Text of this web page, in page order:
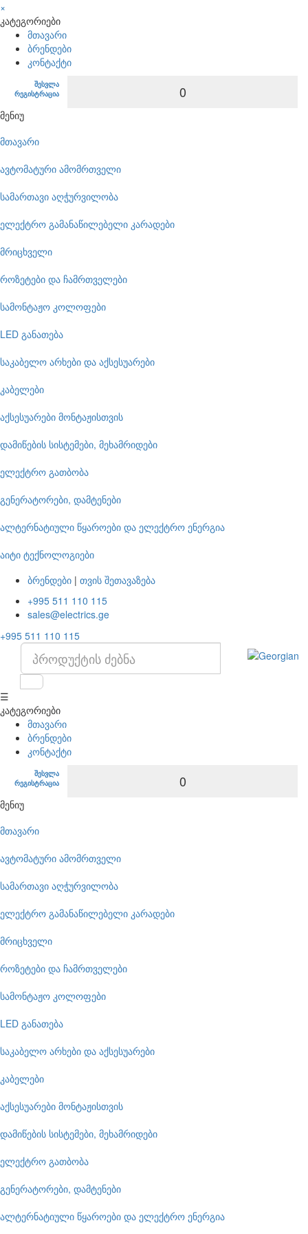
×
კატეგორიები
მთავარი
ბრენდები
კონტაქტი
შესვლა
რეგისტრაცია
0
მენიუ
მთავარი
ავტომატური ამომრთველი
სამართავი აღჭურვილობა
ელექტრო გამანაწილებელი კარადები
მრიცხველი
როზეტები და ჩამრთველები
სამონტაჟო კოლოფები
LED განათება
საკაბელო არხები და აქსესუარები
კაბელები
აქსესუარები მონტაჟისთვის
დამიწების სისტემები, მეხამრიდები
ელექტრო გათბობა
გენერატორები, დამტენები
ალტერნატიული წყაროები და ელექტრო ენერგია
აიტი ტექნოლოგიები
ბრენდები | თვის შეთავაზება
+995 511 110 115
sales@electrics.ge
+995 511 110 115
☰
კატეგორიები
მთავარი
ბრენდები
კონტაქტი
შესვლა
რეგისტრაცია
0
მენიუ
მთავარი
ავტომატური ამომრთველი
სამართავი აღჭურვილობა
ელექტრო გამანაწილებელი კარადები
მრიცხველი
როზეტები და ჩამრთველები
სამონტაჟო კოლოფები
LED განათება
საკაბელო არხები და აქსესუარები
კაბელები
აქსესუარები მონტაჟისთვის
დამიწების სისტემები, მეხამრიდები
ელექტრო გათბობა
გენერატორები, დამტენები
ალტერნატიული წყაროები და ელექტრო ენერგია